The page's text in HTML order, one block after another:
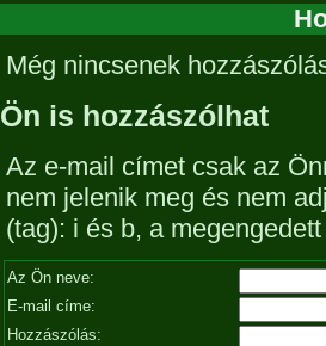
Még nincsenek
Ön is hozzászólhat
Az e-mail címet csak az
nem jelenik meg és nem
(tag): i és b, a
Az Ön neve:
E-mail címe:
Hozzászólás: